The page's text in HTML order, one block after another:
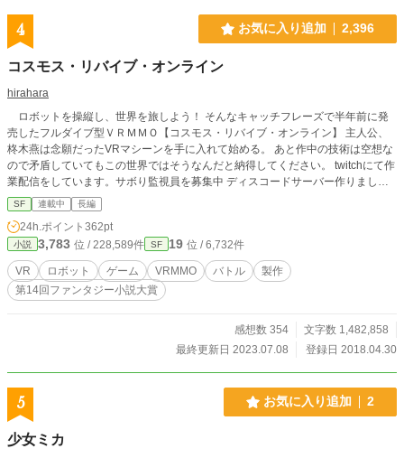
4 お気に入り追加 2,396
コスモス・リバイブ・オンライン
hirahara
ロボットを操縦し、世界を旅しよう！ そんなキャッチフレーズで半年前に発
売したフルダイブ型ＶＲＭＭＯ【コスモス・リバイブ・オンライン】 主人公、
柊木燕は念願だったVRマシーンを手に入れて始める。 あと作中の技術は空想な
ので矛盾していてもこの世界ではそうなんだと納得してください。 twitchにて作
業配信をしています。サボり監視員を募集中 ディスコードサーバー作りまし
た。近況ボードに招待コード貼っておきます
SF 連載中 長編
24h.ポイント 362pt
小説 3,783 位 / 228,589件 SF 19 位 / 6,732件
VR ロボット ゲーム VRMMO バトル
製作
第14回ファンタジー小説大賞
感想数 354
文字数 1,482,858
最終更新日 2023.07.08
登録日 2018.04.30
5 お気に入り追加 2
少女ミカ